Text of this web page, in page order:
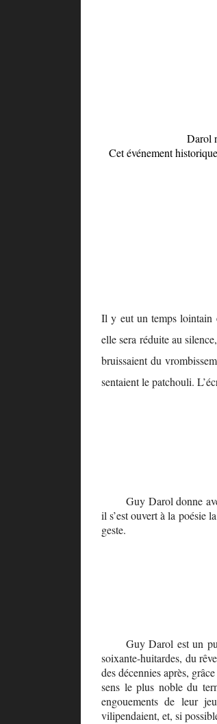
Darol
Cet événement
Il y eut un temps lointain
elle sera réduite au
bruissaient du
sentaient le patchouli.
Guy Darol donne
il s’est ouvert à la poésie
geste.
Guy Darol est un
soixante-huitardes, du
des décennies après,
sens le plus noble du
engouements de leur
vilipendaient, et, si